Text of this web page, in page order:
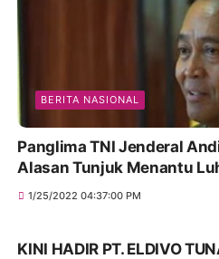
BERITA NASIONAL
Panglima TNI Jenderal
Alasan Tunjuk Menantu
1/25/2022 04:37:00 PM
KINI HADIR PT. ELDIVO